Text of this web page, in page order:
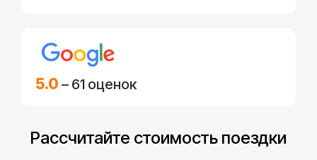
5.0 – 61 оценок
Рассчитайте стоимость поездки